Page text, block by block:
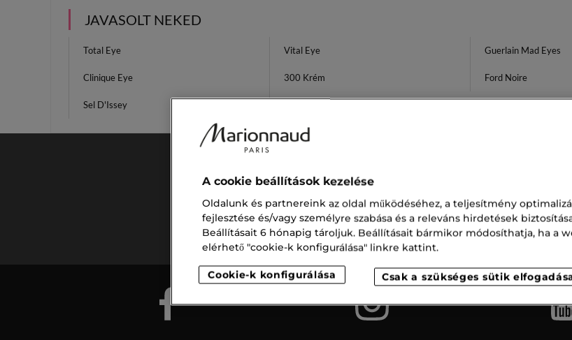
JAVASOLT NEKED
Total Eye Vital Eye Guerlain Mad Eyes
Clinique Eye 300 Krém Ford Noire
Sel D'Issey
Ingyenes
szállítás
15.000 ft
felett
Ingyenes
szállítás az
üzletbe
A cookie beállítások kezelése
Oldalunk és partnereink az oldal működéséhez, a teljesítmény
fejlesztése és/vagy személyre szabása és a releváns hirdetések
Beállításait 6 hónapig tároljuk. Beállításait bármikor módosíthatja, ha a
elérhető "cookie-k konfigurálása" linkre kattint.
Cookie-k konfigurálása Csak a szükséges sütik